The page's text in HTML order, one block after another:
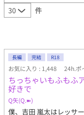
件
長編 完結 R18
お気に入り : 1,448 24h.ポ
ちっちゃいもふもふ
好きで
Q矢(Q.➽)
僕、吉田 嵐太はレッサ